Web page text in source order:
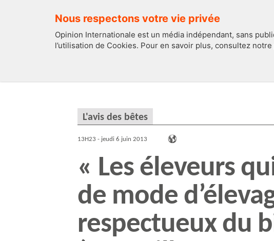
Nous respectons votre vie privée
Opinion Internationale est un média indépendant, sans
l’utilisation de Cookies. Pour en savoir plus, consultez notre
L'avis des bêtes
13H23 - jeudi 6 juin 2013
« Les éleveurs
de mode
respectueux du